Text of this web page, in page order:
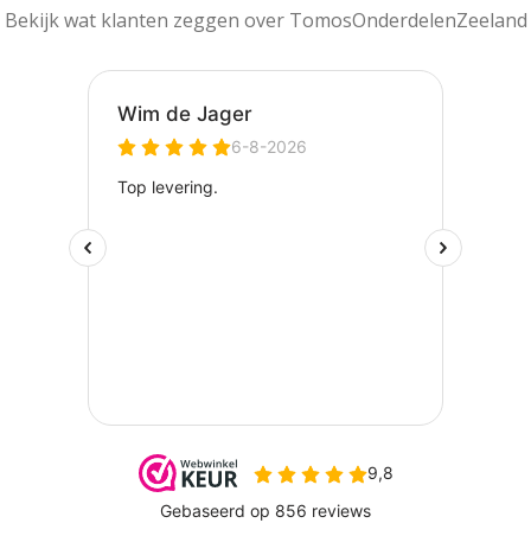
Bekijk wat klanten zeggen over TomosOnderdelenZeeland